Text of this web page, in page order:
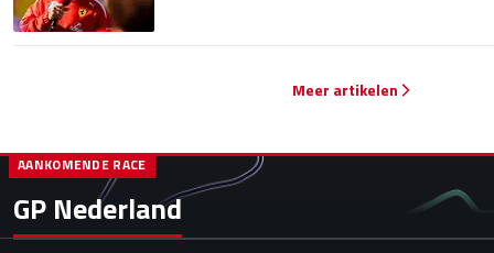
Meer artikelen
GP Nederland
AANKOMENDE RACE